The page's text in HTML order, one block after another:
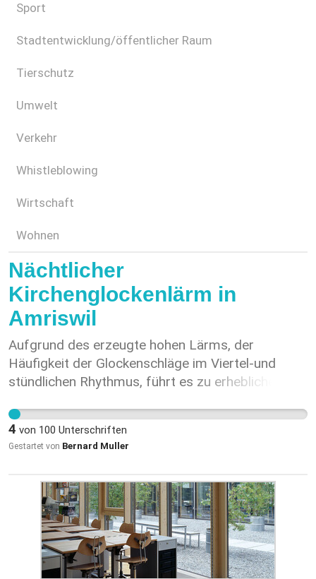
Sport
Stadtentwicklung/öffentlicher Raum
Tierschutz
Umwelt
Verkehr
Whistleblowing
Wirtschaft
Wohnen
Nächtlicher
Kirchenglockenlärm in
Amriswil
Aufgrund des erzeugte hohen Lärms, der
Häufigkeit der Glockenschläge im Viertel-und
stündlichen Rhythmus, führt es zu erheblicher
4 von 100 Unterschriften
Gestartet von Bernard Muller